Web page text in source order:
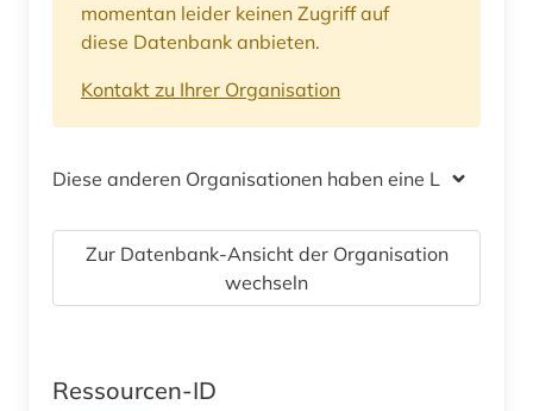
momentan leider keinen Zugriff auf
diese Datenbank anbieten.
Kontakt zu Ihrer Organisation
Diese anderen Organisationen haben eine Lizenz
Zur Datenbank-Ansicht der Organisation
wechseln
Ressourcen-ID